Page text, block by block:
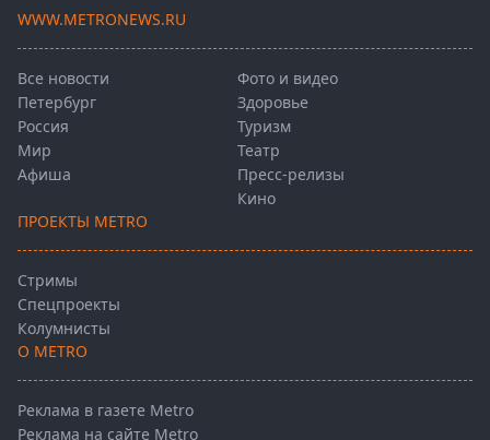
WWW.METRONEWS.RU
Все новости
Петербург
Россия
Мир
Афиша
Фото и видео
Здоровье
Туризм
Театр
Пресс-релизы
Кино
ПРОЕКТЫ METRO
Стримы
Спецпроекты
Колумнисты
О METRO
Реклама в газете Metro
Реклама на сайте Metro